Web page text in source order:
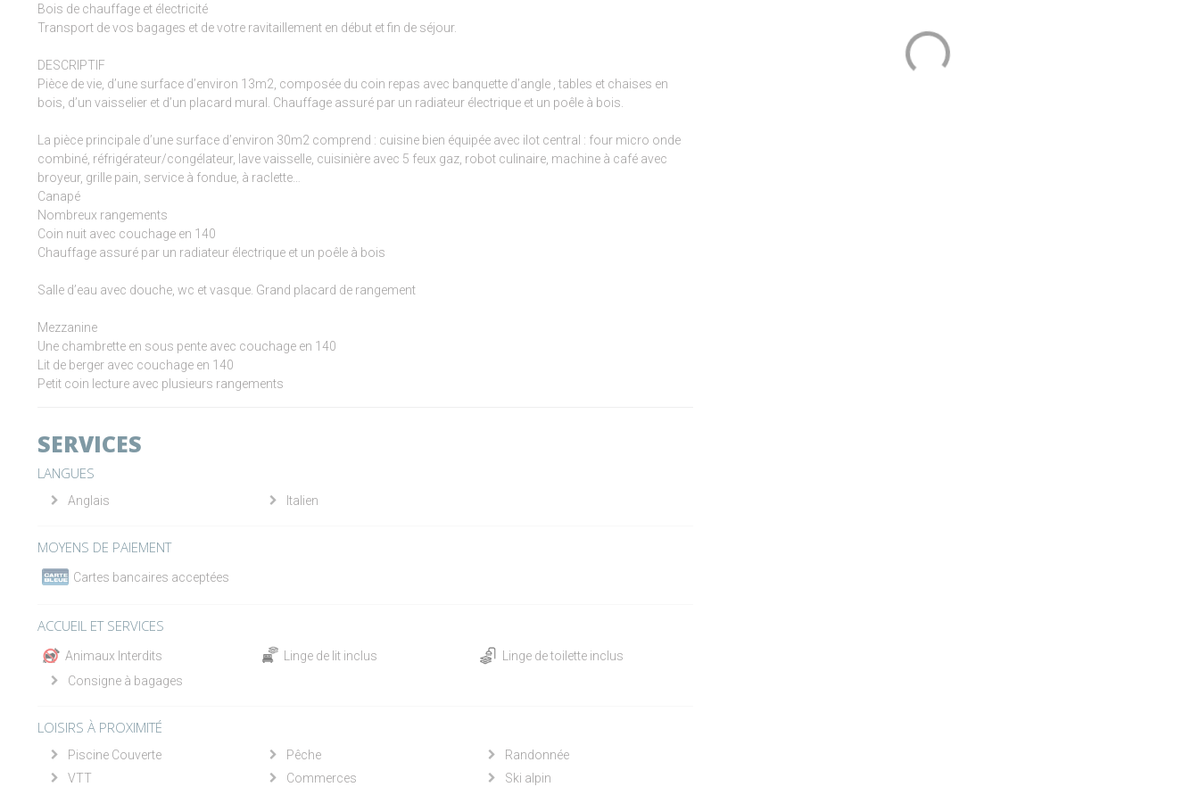
Bois de chauffage et électricité
Transport de vos bagages et de votre ravitaillement en début et fin de séjour.
DESCRIPTIF
Pièce de vie, d’une surface d’environ 13m2, composée du coin repas avec banquette d’angle , tables et chaises en
bois, d’un vaisselier et d’un placard mural. Chauffage assuré par un radiateur électrique et un poêle à bois.
La pièce principale d’une surface d’environ 30m2 comprend : cuisine bien équipée avec ilot central : four micro onde
combiné, réfrigérateur/congélateur, lave vaisselle, cuisinière avec 5 feux gaz, robot culinaire, machine à café avec
broyeur, grille pain, service à fondue, à raclette…
Canapé
Nombreux rangements
Coin nuit avec couchage en 140
Chauffage assuré par un radiateur électrique et un poêle à bois
Salle d’eau avec douche, wc et vasque. Grand placard de rangement
Mezzanine
Une chambrette en sous pente avec couchage en 140
Lit de berger avec couchage en 140
Petit coin lecture avec plusieurs rangements
SERVICES
LANGUES
Anglais Italien
MOYENS DE PAIEMENT
Cartes bancaires acceptées
ACCUEIL ET SERVICES
Animaux Interdits Linge de lit inclus
Linge de toilette inclus
Consigne à bagages
LOISIRS À PROXIMITÉ
Piscine Couverte Pêche
Randonnée
VTT
Commerces
Ski alpin